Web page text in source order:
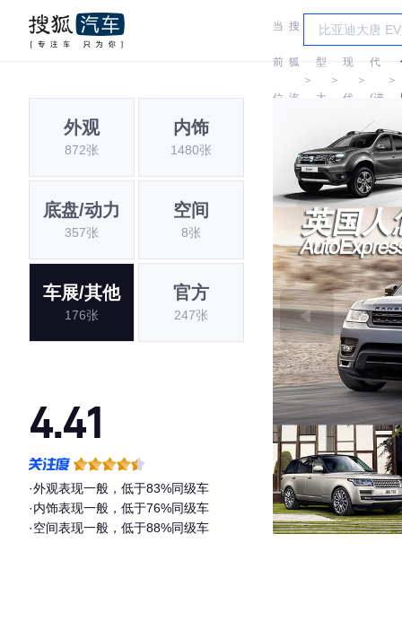
当
前
位
搜
狐
汽
＞
车
型
大
＞
现
代
＞
现
代
(进
口)
＞
外观
872张
内饰
1480张
底盘/动力
357张
空间
8张
车展/其他
176张
官方
247张
4.41
·外观表现一般，低于83%同级车
·内饰表现一般，低于76%同级车
·空间表现一般，低于88%同级车